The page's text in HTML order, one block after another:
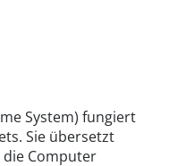
System) fungiert
Sie übersetzt
die Computer